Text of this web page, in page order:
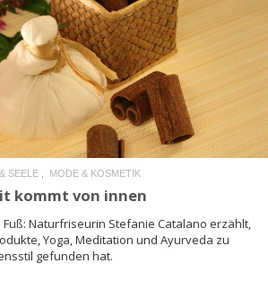
READ MORE
SEELE MODE & KOSMETIK
kommt von innen
Naturfriseurin Stefanie Catalano erzählt,
Yoga, Meditation und Ayurveda zu
gefunden hat.